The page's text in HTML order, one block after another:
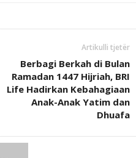
Artikulli tjetër
Berbagi Berkah di Bulan
Ramadan 1447 Hijriah, BRI
Life Hadirkan Kebahagiaan
Anak-Anak Yatim dan
Dhuafa